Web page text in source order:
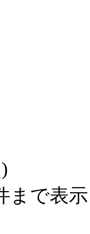
まで表示